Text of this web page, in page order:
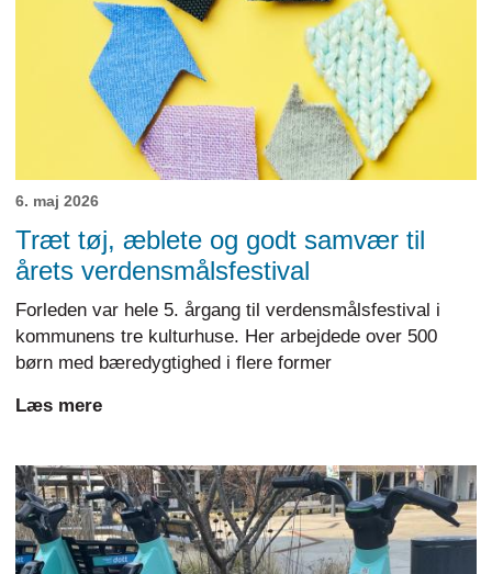
6. maj 2026
Træt tøj, æblete og godt samvær til
årets verdensmålsfestival
Forleden var hele 5. årgang til verdensmålsfestival i
kommunens tre kulturhuse. Her arbejdede over 500
børn med bæredygtighed i flere former
Læs mere